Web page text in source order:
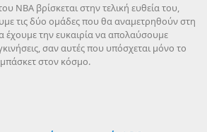
NBA βρίσκεται στην τελική ευθεία του,
τις δύο ομάδες που θα αναμετρηθούν στη
έχουμε την ευκαιρία να απολαύσουμε
σαν αυτές που υπόσχεται μόνο το
στον κόσμο.